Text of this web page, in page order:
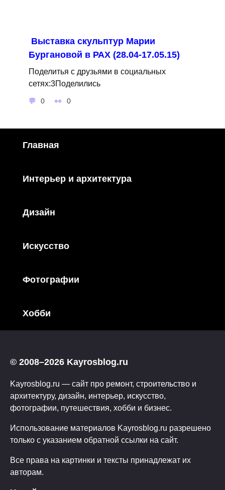
Выставка скульптур Марии
Бургановой в РАХ (28.04-17.05.15)
Поделитья с друзьями в социальных
сетях:3Поделились
0 0
Главная
Интерьер и архитектура
Дизайн
Искусство
Фотографии
Хобби
© 2008–2026 Kayrosblog.ru
Kayrosblog.ru — сайт про ремонт, строительство и
архитектуру, дизайн, интерьер, искусство,
фотографии, путешествия, хобби и бизнес.
Использование материалов Kayrosblog.ru разрешено
только с указанием обратной ссылки на сайт.
Все права на картинки и тексты принадлежат их
авторам.